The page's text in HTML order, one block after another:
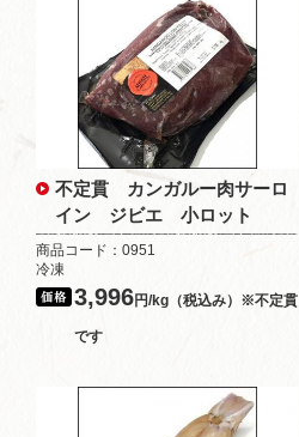
不定貫 カンガルー肉サーロ
イン ジビエ 小ロット
商品コード：0951
冷凍
3,996円/kg（税込み）※不定貫
です